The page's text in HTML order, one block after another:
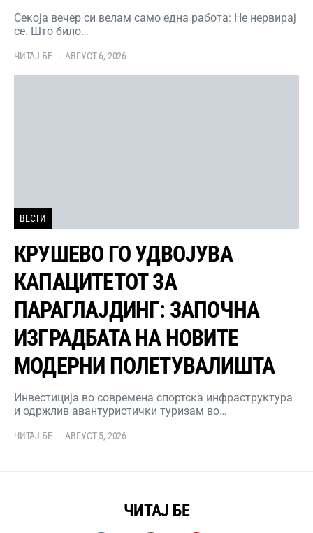
Секоја вечер си велам само една работа: Не нервирај
се. Што било…
ЧИТАЈ БЕ АВГУСТ 6, 2026
ВЕСТИ
КРУШЕВО ГО УДВОЈУВА
КАПАЦИТЕТОТ ЗА
ПАРАГЛАЈДИНГ: ЗАПОЧНА
ИЗГРАДБАТА НА НОВИТЕ
МОДЕРНИ ПОЛЕТУВАЛИШТА
Инвестиција во современа спортска инфраструктура
и одржлив авантуристички туризам во…
ЧИТАЈ БЕ АВГУСТ 5, 2026
ЧИТАЈ БЕ